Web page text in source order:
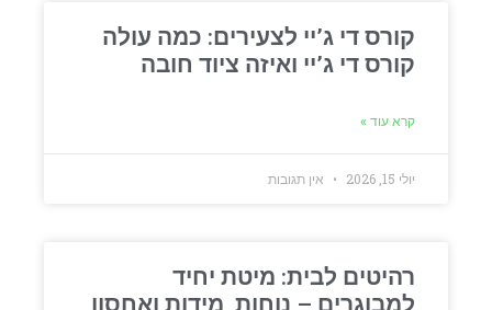
קורס די ג’יי לצעירים: כמה עולה
קורס די ג’יי ואיזה ציוד חובה
קרא עוד »
יולי 15, 2026 אין תגובות
רהיטים לבית: מיטת יחיד
למבוגרים – נוחות, מידות ואחסון